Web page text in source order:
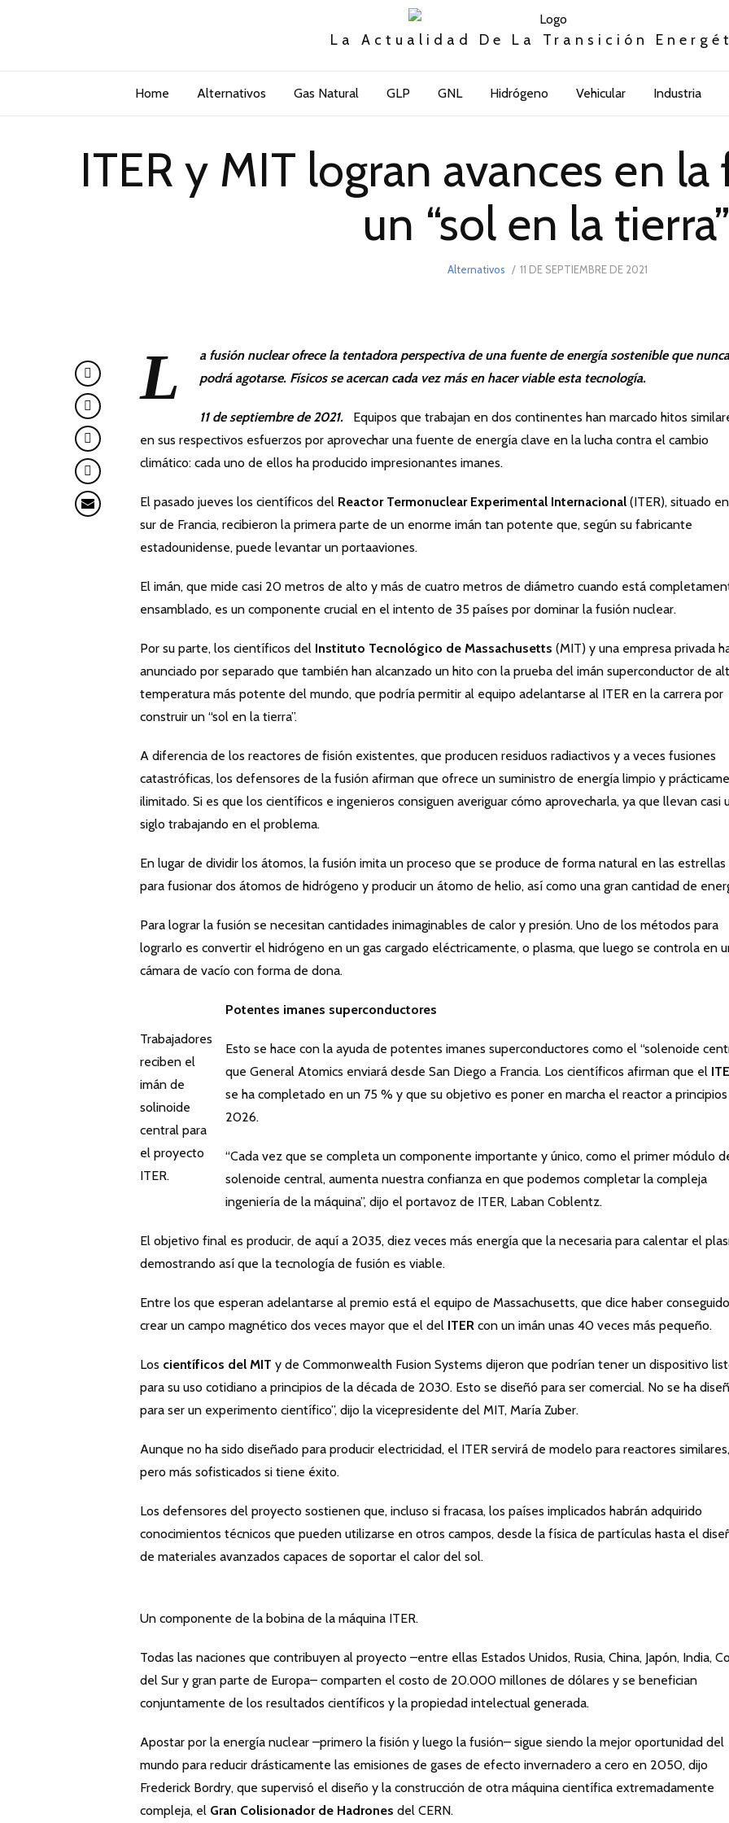
La Actualidad De La Transición
Home Alternativos Gas Natural GLP GNL Hidrógeno Vehicular Industria
ITER y MIT logran avances en
un “sol en la tierra”
Alternativos
POSTED
11 DE SEPTIEMBRE DE 2021
L
a fusión nuclear ofrece la tentadora perspectiva de una fuente de energía sostenible que nunca
podrá agotarse. Físicos se acercan cada vez más en hacer viable esta tecnología.
11 de septiembre de 2021. Equipos que trabajan en dos continentes han marcado hitos
en sus respectivos esfuerzos por aprovechar una fuente de energía clave en la lucha contra el cambio
climático: cada uno de ellos ha producido impresionantes imanes.
El pasado jueves los científicos del Reactor Termonuclear Experimental Internacional (ITER), situado
sur de Francia, recibieron la primera parte de un enorme imán tan potente que, según su fabricante
estadounidense, puede levantar un portaaviones.
El imán, que mide casi 20 metros de alto y más de cuatro metros de diámetro cuando está
ensamblado, es un componente crucial en el intento de 35 países por dominar la fusión nuclear.
Por su parte, los científicos del Instituto Tecnológico de Massachusetts (MIT) y una empresa privada
anunciado por separado que también han alcanzado un hito con la prueba del imán superconductor de
temperatura más potente del mundo, que podría permitir al equipo adelantarse al ITER en la carrera por
construir un “sol en la tierra”.
A diferencia de los reactores de fisión existentes, que producen residuos radiactivos y a veces fusiones
catastróficas, los defensores de la fusión afirman que ofrece un suministro de energía limpio y
ilimitado. Si es que los científicos e ingenieros consiguen averiguar cómo aprovecharla, ya que llevan casi
siglo trabajando en el problema.
En lugar de dividir los átomos, la fusión imita un proceso que se produce de forma natural en las estrellas
para fusionar dos átomos de hidrógeno y producir un átomo de helio, así como una gran cantidad de
Para lograr la fusión se necesitan cantidades inimaginables de calor y presión. Uno de los métodos para
lograrlo es convertir el hidrógeno en un gas cargado eléctricamente, o plasma, que luego se controla en
cámara de vacío con forma de dona.
Trabajadores
reciben el
imán de
solinoide
central para
el proyecto
ITER.
Potentes imanes superconductores
Esto se hace con la ayuda de potentes imanes superconductores como el “solenoide
que General Atomics enviará desde San Diego a Francia. Los científicos afirman que el
se ha completado en un 75 % y que su objetivo es poner en marcha el reactor a
2026.
“Cada vez que se completa un componente importante y único, como el primer módulo
solenoide central, aumenta nuestra confianza en que podemos completar la compleja
ingeniería de la máquina”, dijo el portavoz de ITER, Laban Coblentz.
El objetivo final es producir, de aquí a 2035, diez veces más energía que la necesaria para calentar el
demostrando así que la tecnología de fusión es viable.
Entre los que esperan adelantarse al premio está el equipo de Massachusetts, que dice haber conseguido
crear un campo magnético dos veces mayor que el del ITER con un imán unas 40 veces más pequeño.
Los científicos del MIT y de Commonwealth Fusion Systems dijeron que podrían tener un dispositivo
para su uso cotidiano a principios de la década de 2030. Esto se diseñó para ser comercial. No se ha
para ser un experimento científico”, dijo la vicepresidente del MIT, María Zuber.
Aunque no ha sido diseñado para producir electricidad, el ITER servirá de modelo para reactores similares,
pero más sofisticados si tiene éxito.
Los defensores del proyecto sostienen que, incluso si fracasa, los países implicados habrán adquirido
conocimientos técnicos que pueden utilizarse en otros campos, desde la física de partículas hasta el
de materiales avanzados capaces de soportar el calor del sol.
Un componente de la bobina de la máquina ITER.
Todas las naciones que contribuyen al proyecto –entre ellas Estados Unidos, Rusia, China, Japón, India,
del Sur y gran parte de Europa– comparten el costo de 20.000 millones de dólares y se benefician
conjuntamente de los resultados científicos y la propiedad intelectual generada.
Apostar por la energía nuclear –primero la fisión y luego la fusión– sigue siendo la mejor oportunidad del
mundo para reducir drásticamente las emisiones de gases de efecto invernadero a cero en 2050, dijo
Frederick Bordry, que supervisó el diseño y la construcción de otra máquina científica extremadamente
compleja, el Gran Colisionador de Hadrones del CERN.